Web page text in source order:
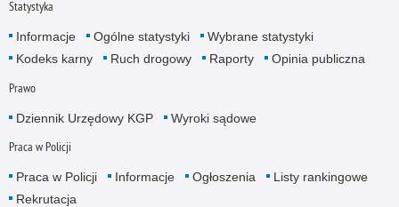
Statystyka
Informacje Ogólne statystyki
Wybrane statystyki
Kodeks karny
Ruch drogowy Raporty Opinia publiczna
Prawo
Dziennik Urzędowy KGP Wyroki sądowe
Praca w Policji
Praca w Policji Informacje Ogłoszenia
Listy rankingowe
Rekrutacja